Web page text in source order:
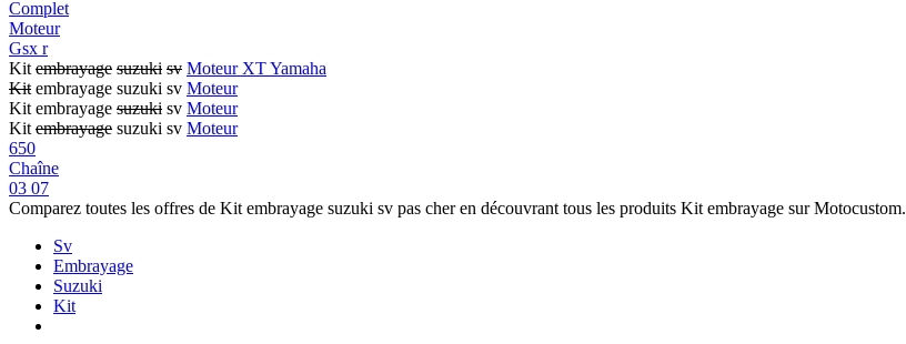
Complet
Moteur
Gsx r
Kit embrayage suzuki sv Moteur XT Yamaha
Kit embrayage suzuki sv Moteur
Kit embrayage suzuki sv Moteur
Kit embrayage suzuki sv Moteur
650
Chaîne
03 07
Comparez toutes les offres de Kit embrayage suzuki sv pas cher en découvrant tous les produits Kit embrayage sur Motocustom.
Sv
Embrayage
Suzuki
Kit